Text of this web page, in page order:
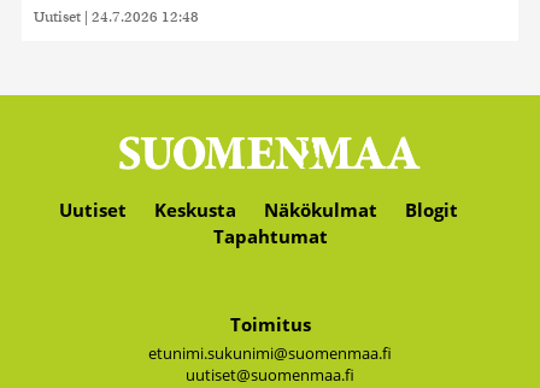
Uutiset | 24.7.2026 12:48
Uutiset Keskusta Näkökulmat
Blogit
Tapahtumat
Toimitus
etunimi.sukunimi@suomenmaa.fi
uutiset@suomenmaa.fi